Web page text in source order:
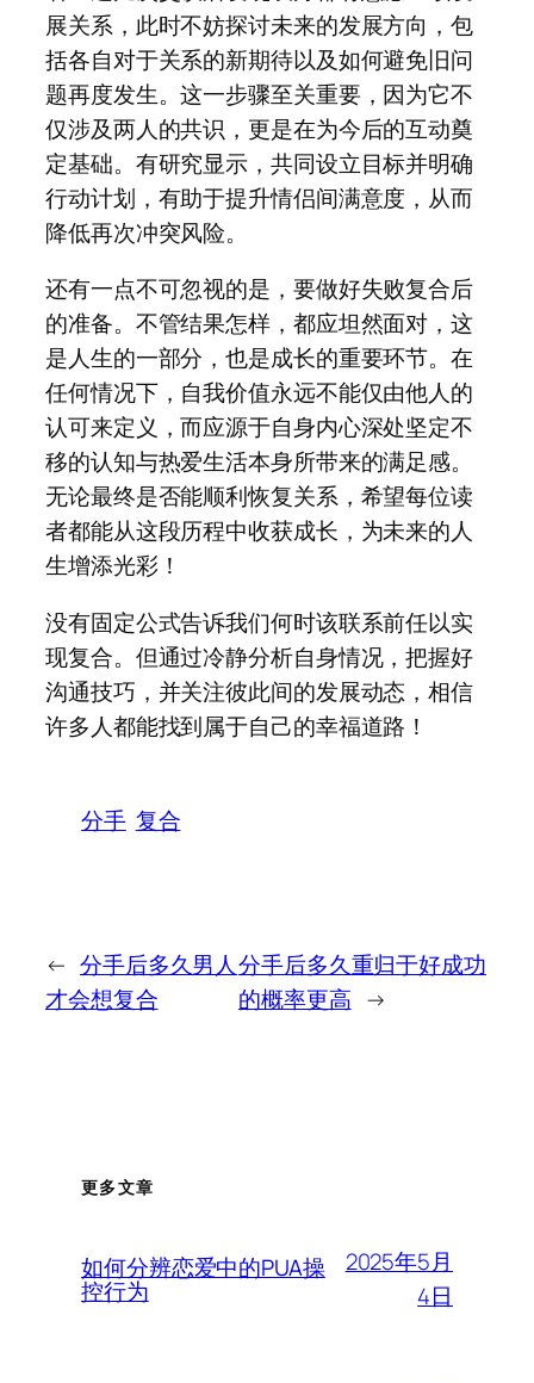
展关系，此时不妨探讨未来的发展方向，包
括各自对于关系的新期待以及如何避免旧问
题再度发生。这一步骤至关重要，因为它不
仅涉及两人的共识，更是在为今后的互动奠
定基础。有研究显示，共同设立目标并明确
行动计划，有助于提升情侣间满意度，从而
降低再次冲突风险。
还有一点不可忽视的是，要做好失败复合后
的准备。不管结果怎样，都应坦然面对，这
是人生的一部分，也是成长的重要环节。在
任何情况下，自我价值永远不能仅由他人的
认可来定义，而应源于自身内心深处坚定不
移的认知与热爱生活本身所带来的满足感。
无论最终是否能顺利恢复关系，希望每位读
者都能从这段历程中收获成长，为未来的人
生增添光彩！
没有固定公式告诉我们何时该联系前任以实
现复合。但通过冷静分析自身情况，把握好
沟通技巧，并关注彼此间的发展动态，相信
许多人都能找到属于自己的幸福道路！
分手 复合
← 分手后多久男人
才会想复合
分手后多久重归于好成功
的概率更高 →
更多文章
如何分辨恋爱中的PUA操
控行为
2025年5月
4日